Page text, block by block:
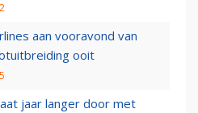
aan vooravond van
ooit
jaar langer door met